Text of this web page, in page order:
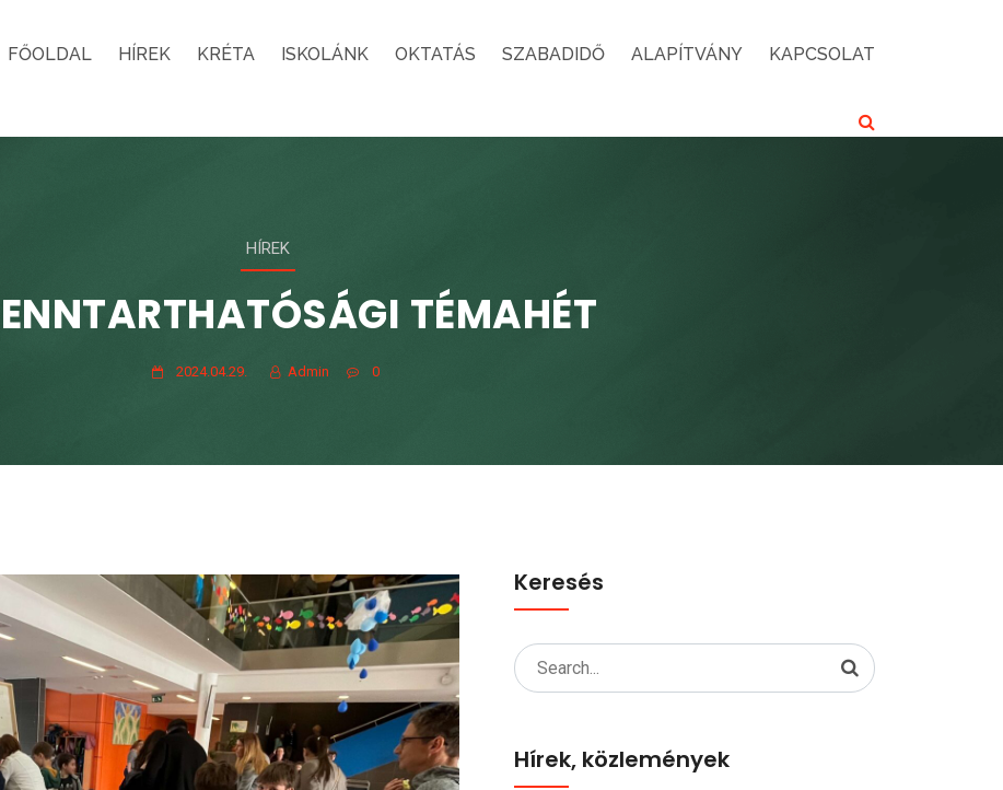
FŐOLDAL HÍREK KRÉTA ISKOLÁNK OKTATÁS SZABADIDŐ ALAPÍTVÁNY KAPCSOLAT
HÍREK
TÉMAHÉT
2024.04.29. Admin 0
Keresés
Search
for:
Hírek, közlemények